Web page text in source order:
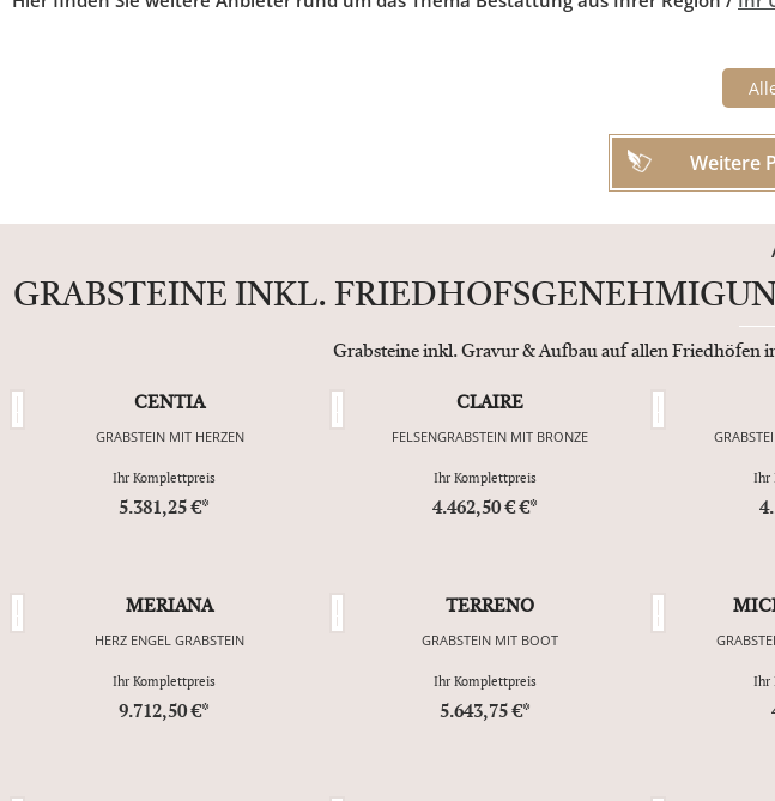
Weitere
GRABSTEINE INKL.
Grabsteine inkl. Gravur & Aufbau auf allen Friedhöfen
CENTIA
GRABSTEIN MIT HERZEN
Ihr Komplettpreis
5.381,25 €*
CLAIRE
FELSENGRABSTEIN MIT BRONZE
Ihr Komplettpreis
4.462,50 € €*
Ihr
MERIANA
HERZ ENGEL GRABSTEIN
Ihr Komplettpreis
9.712,50 €*
TERRENO
GRABSTEIN MIT BOOT
Ihr Komplettpreis
5.643,75 €*
Ihr